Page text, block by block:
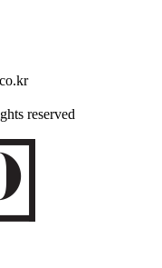
reserved